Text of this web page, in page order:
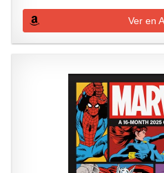
Ver en